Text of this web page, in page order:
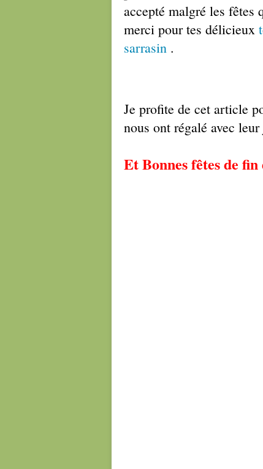
accepté malgré les fêtes
merci pour tes délicieux
sarrasin .
Je profite de cet article
nous ont régalé avec
Et Bonnes fêtes de